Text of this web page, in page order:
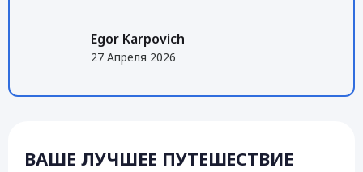
Egor Karpovich
27 Апреля 2026
ВАШЕ ЛУЧШЕЕ ПУТЕШЕСТВИЕ